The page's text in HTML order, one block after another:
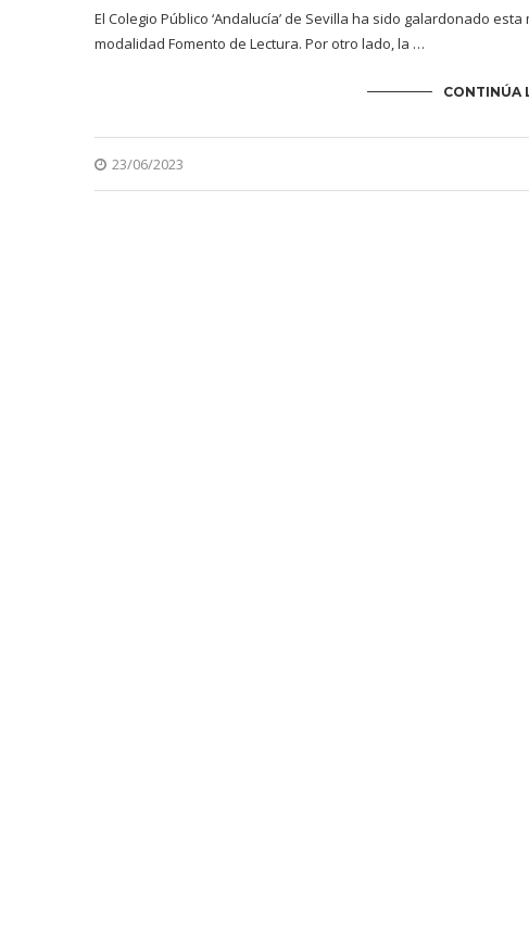
El Colegio Público ‘Andalucía’ de Sevilla ha sido galardonado
modalidad Fomento de Lectura. Por otro lado, la …
CONTINÚA
23/06/2023